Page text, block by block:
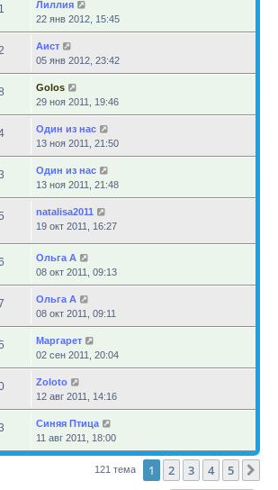
Лиллия
22 янв 2012, 15:45
Аист
05 янв 2012, 23:42
Golos
29 ноя 2011, 19:46
Один из нас
13 ноя 2011, 21:50
Один из нас
13 ноя 2011, 21:48
natalisa2011
19 окт 2011, 16:27
Ольга А
08 окт 2011, 09:13
Ольга А
08 окт 2011, 09:11
Маргарет
02 сен 2011, 20:04
Zoloto
12 авг 2011, 14:16
Синяя Птица
11 авг 2011, 18:00
121 тема 1 2 3 4 5